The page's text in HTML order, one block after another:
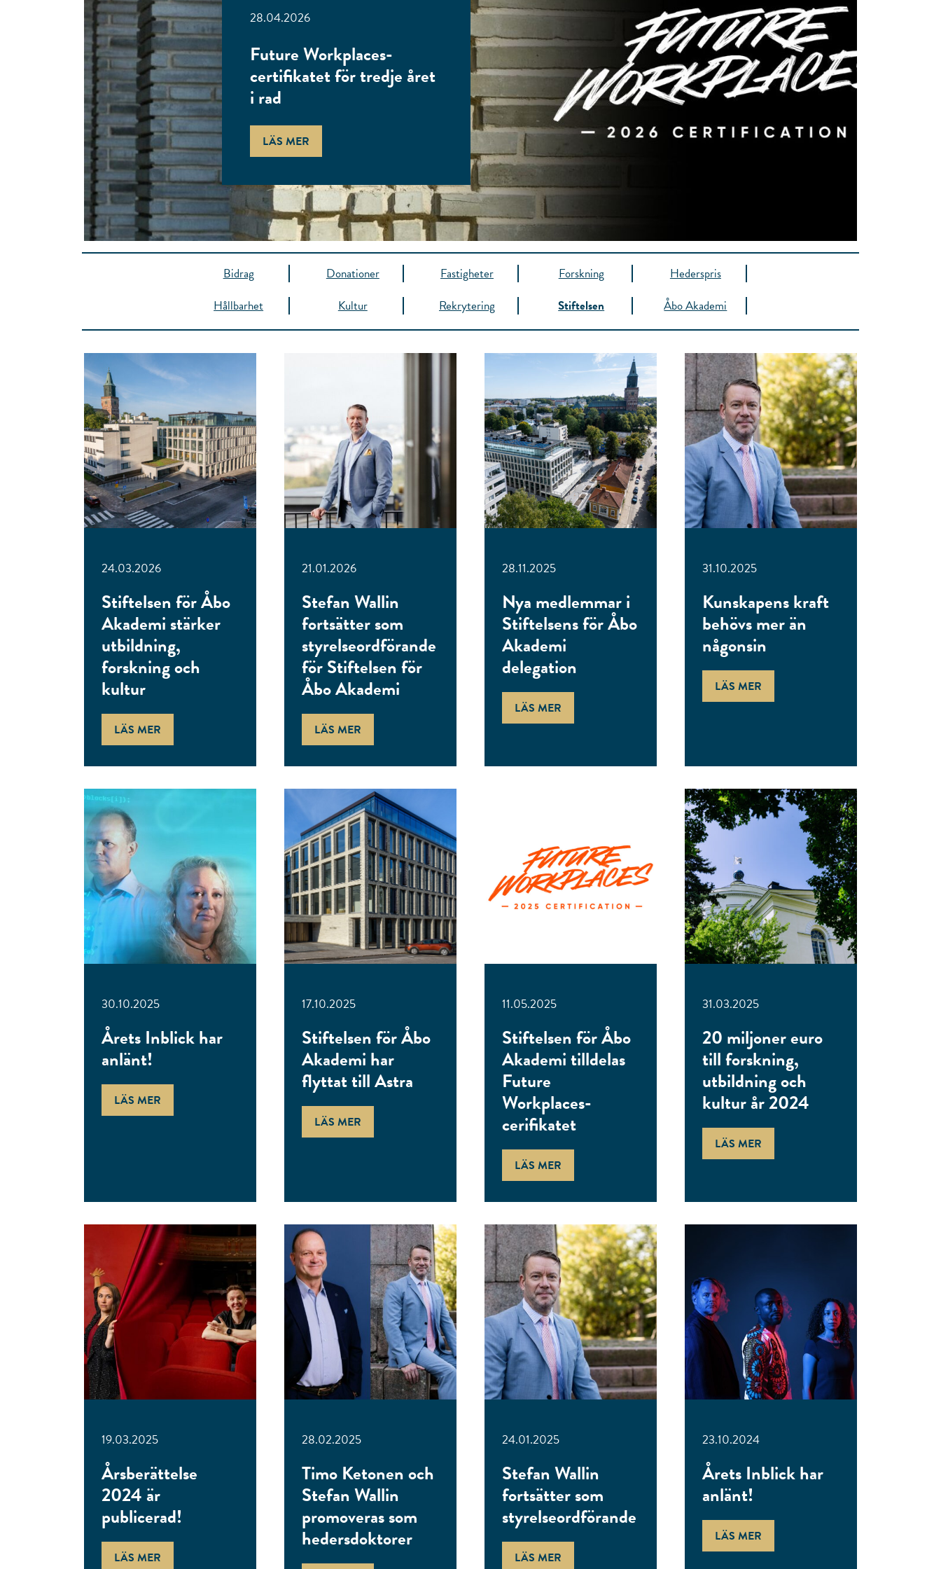
28.04.2026
Future Workplaces-
certifikatet för tredje året
i rad
LÄS MER
Bidrag Donationer Fastigheter Forskning
Hederspris
Hållbarhet
Kultur Rekrytering Stiftelsen Åbo Akademi
24.03.2026
Stiftelsen för Åbo
Akademi stärker
utbildning,
forskning och
kultur
LÄS MER
21.01.2026
Stefan Wallin
fortsätter som
styrelseordförande
för Stiftelsen för
Åbo Akademi
LÄS MER
28.11.2025
Nya medlemmar i
Stiftelsens för Åbo
Akademi
delegation
LÄS MER
31.10.2025
Kunskapens kraft
behövs mer än
någonsin
LÄS MER
30.10.2025
Årets Inblick har
anlänt!
LÄS MER
17.10.2025
Stiftelsen för Åbo
Akademi har
flyttat till Astra
LÄS MER
11.05.2025
Stiftelsen för Åbo
Akademi tilldelas
Future
Workplaces-
cerifikatet
LÄS MER
31.03.2025
20 miljoner euro
till forskning,
utbildning och
kultur år 2024
LÄS MER
19.03.2025
Årsberättelse
2024 är
publicerad!
LÄS MER
28.02.2025
Timo Ketonen och
Stefan Wallin
promoveras som
hedersdoktorer
24.01.2025
Stefan Wallin
fortsätter som
styrelseordförande
LÄS MER
23.10.2024
Årets Inblick har
anlänt!
LÄS MER